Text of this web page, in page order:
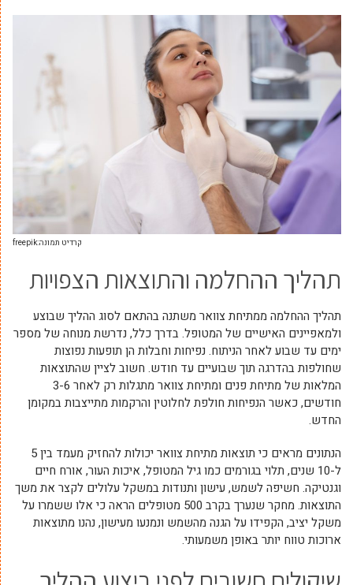
קרדיט תמונה:freepik
תהליך ההחלמה והתוצאות הצפויות
תהליך ההחלמה ממתיחת צוואר משתנה בהתאם לסוג ההליך שבוצע
ולמאפיינים האישיים של המטופל. בדרך כלל, נדרשת מנוחה של מספר
ימים עד שבוע לאחר הניתוח. נפיחות וחבלות הן תופעות נפוצות
שחולפות בהדרגה תוך שבועיים עד חודש. חשוב לציין שהתוצאות
המלאות של מתיחת פנים ומתיחת צוואר מתגלות רק לאחר 3-6
חודשים, כאשר הנפיחות חולפת לחלוטין והרקמות מתייצבות במקומן
החדש.
הנתונים מראים כי תוצאות מתיחת צוואר יכולות להחזיק מעמד בין 5
ל-10 שנים, תלוי בגורמים כמו גיל המטופל, איכות העור, אורח חיים
וגנטיקה. חשיפה לשמש, עישון ותנודות במשקל עלולים לקצר את משך
התוצאות. מחקר שנערך בקרב 500 מטופלים הראה כי אלו ששמרו על
משקל יציב, הקפידו על הגנה מהשמש ונמנעו מעישון, נהנו מתוצאות
ארוכות טווח יותר באופן משמעותי.